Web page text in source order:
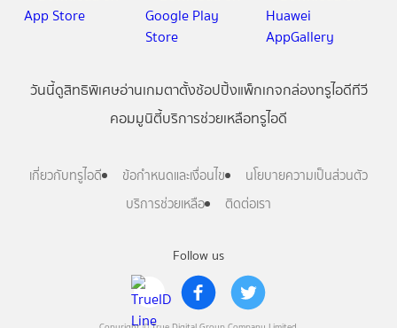
Follow us
วันนี้ดูสิทธิพิเศษอ่านเกมตาตั้งช้อปปิ้งแพ็กเกจกล่องทรูไอดีทีวี
คอมมูนิตี้บริการช่วยเหลือทรูไอดี
เกี่ยวกับทรูไอดี ข้อกำหนดและเงื่อนไข
นโยบายความเป็นส่วนตัว
บริการช่วยเหลือ
ติดต่อเรา